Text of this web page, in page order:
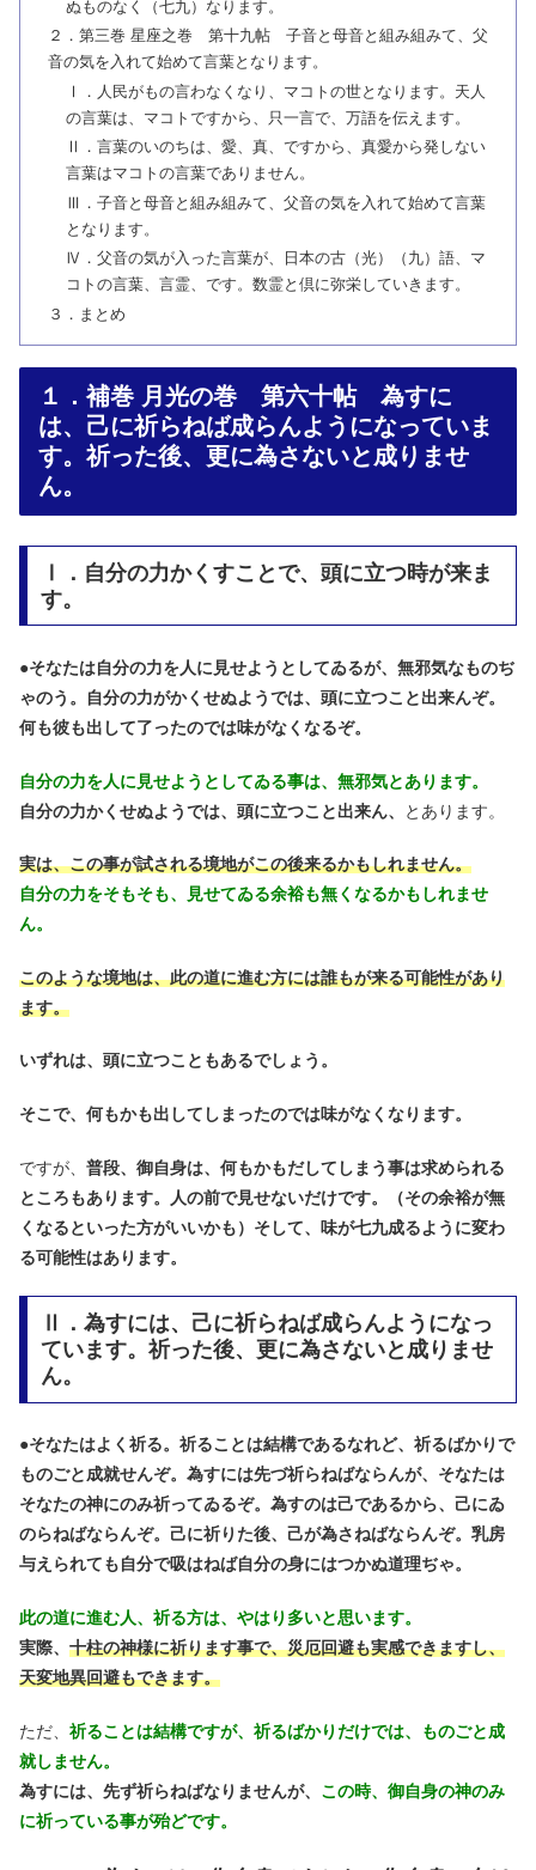
ぬものなく（七九）なります。
２．第三巻 星座之巻 第十九帖 子音と母音と組み組みて、父
音の気を入れて始めて言葉となります。
Ⅰ．人民がもの言わなくなり、マコトの世となります。天人
の言葉は、マコトですから、只一言で、万語を伝えます。
Ⅱ．言葉のいのちは、愛、真、ですから、真愛から発しない
言葉はマコトの言葉でありません。
Ⅲ．子音と母音と組み組みて、父音の気を入れて始めて言葉
となります。
Ⅳ．父音の気が入った言葉が、日本の古（光）（九）語、マ
コトの言葉、言霊、です。数霊と倶に弥栄していきます。
３．まとめ
１．補巻 月光の巻 第六十帖 為すに
は、己に祈らねば成らんようになっていま
す。祈った後、更に為さないと成りませ
ん。
Ⅰ．自分の力かくすことで、頭に立つ時が来ま
す。
●そなたは自分の力を人に見せようとしてゐるが、無邪気なものぢ
ゃのう。自分の力がかくせぬようでは、頭に立つこと出来んぞ。
何も彼も出して了ったのでは味がなくなるぞ。
自分の力を人に見せようとしてゐる事は、無邪気とあります。
自分の力かくせぬようでは、頭に立つこと出来ん、
とあります。
実は、この事が試される境地がこの後来るかもしれません。
自分の力をそもそも、見せてゐる余裕も無くなるかもしれませ
ん。
このような境地は、此の道に進む方には誰もが来る可能性があり
ます。
いずれは、頭に立つこともあるでしょう。
そこで、何もかも出してしまったのでは味がなくなります。
ですが、 普段、御自身は、何もかもだしてしまう事は求められる
ところもあります。人の前で見せないだけです。（その余裕が無
くなるといった方がいいかも） そして、味が七九成るように変わ
る可能性はあります。
Ⅱ．為すには、己に祈らねば成らんようになっ
ています。祈った後、更に為さないと成りませ
ん。
●そなたはよく祈る。祈ることは結構であるなれど、祈るばかりで
ものごと成就せんぞ。為すには先づ祈らねばならんが、そなたは
そなたの神にのみ祈ってゐるぞ。為すのは己であるから、己にゐ
のらねばならんぞ。己に祈りた後、己が為さねばならんぞ。乳房
与えられても自分で吸はねば自分の身にはつかぬ道理ぢゃ。
此の道に進む人、祈る方は、やはり多いと思います。
実際、 十柱の神様に祈ります事で、災厄回避も実感できますし、
天変地異回避もできます。
ただ、 祈ることは結構ですが、祈るばかりだけでは、ものごと成
就しません。
為すには、先ず祈らねばなりませんが、 この時、御自身の神のみ
に祈っている事が殆どです。